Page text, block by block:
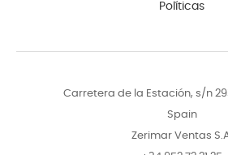
Políticas
Carretera de la Estación, s/n
Spain
Zerimar Ventas